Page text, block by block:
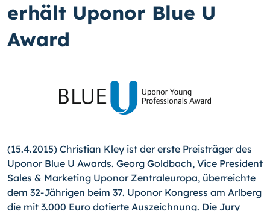
erhält Uponor Blue U
Award
(15.4.2015) Christian Kley ist der erste Preis­träger des
Uponor Blue U Awards. Georg Gold­bach, Vice President
Sales & Marketing Uponor Zentraleuropa, überreichte
dem 32-Jährigen beim 37. Uponor Kongress am Arlberg
die mit 3.000 Euro dotierte Auszeichnung. Die Jury